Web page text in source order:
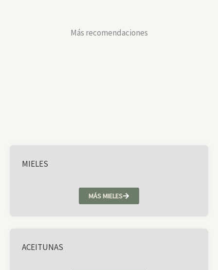
Más recomendaciones
MIELES
MÁS MIELES
ACEITUNAS